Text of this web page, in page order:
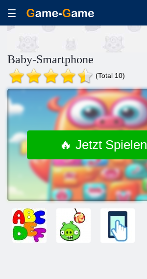
Baby-Smartphone
(Total 10)
🔥 Jetzt Spielen